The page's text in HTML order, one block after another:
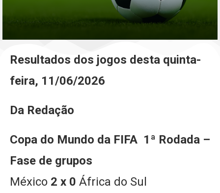
Resultados dos jogos desta quinta-
feira, 11/06/2026
Da Redação
Copa do Mundo da FIFA 1ª Rodada –
Fase de grupos
México 2 x 0 África do Sul